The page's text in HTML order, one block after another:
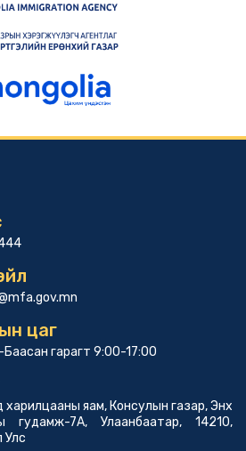
цаг
гарагт 9:00-17:00
харилцааны яам, Консулын газар, Энх
гудамж-7А, Улаанбаатар, 14210,
Улс